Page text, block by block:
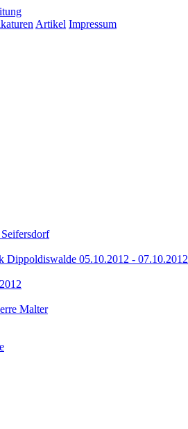
Artikel Impressum
05.10.2012 - 07.10.2012
Malter